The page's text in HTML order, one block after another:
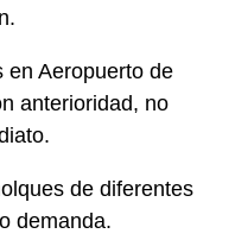
en Aeropuerto de
anterioridad, no
de diferentes
demanda.